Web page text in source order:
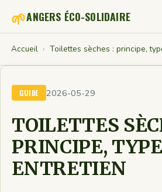
🌱ANGERS ÉCO-SOLIDAIRE
Accueil › Toilettes sèches : principe,
GUIDE 2026-05-29
TOILETTES
PRINCIPE,
ENTRETIEN